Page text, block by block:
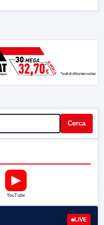
Cerca
▶
YouTube
LIVE